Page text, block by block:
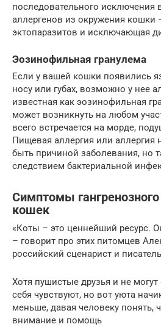
последовательного
аллергенов из окружения кошки
эктопаразитов и исключающая
Эозинофильная гранулема
Если у вашей кошки появились
носу или губах, возможно у нее
известная как эозинофильная
может возникнуть на любом
всего встречается на морде,
Пищевая аллергия или аллергия
быть причиной заболевания, но
следствием бактериальной
Симптомы
кошек
«Коты – это ценнейший ресурс.
– говорит про этих питомцев
российский сценарист и писатель
Хотя пушистые друзья и не могут
себя чувствуют, но вот уюта
меньше, давая человеку понять,
внимание и помощь